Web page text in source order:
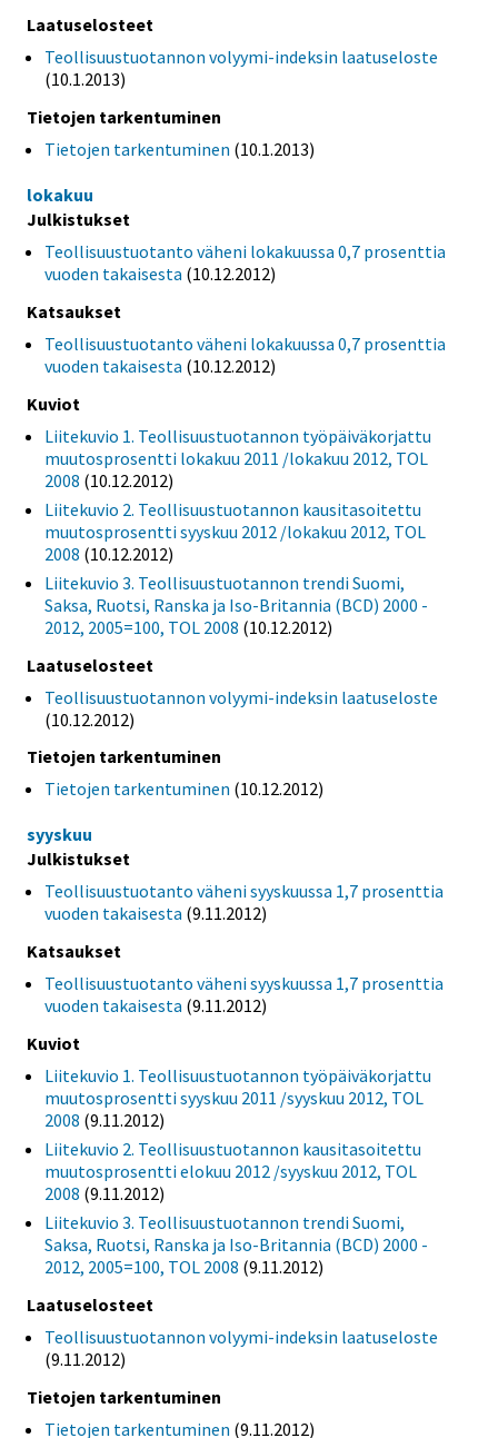
Laatuselosteet
Teollisuustuotannon volyymi-indeksin laatuseloste
(10.1.2013)
Tietojen tarkentuminen
Tietojen tarkentuminen (10.1.2013)
lokakuu
Julkistukset
Teollisuustuotanto väheni lokakuussa 0,7 prosenttia
vuoden takaisesta (10.12.2012)
Katsaukset
Teollisuustuotanto väheni lokakuussa 0,7 prosenttia
vuoden takaisesta (10.12.2012)
Kuviot
Liitekuvio 1. Teollisuustuotannon työpäiväkorjattu
muutosprosentti lokakuu 2011 /lokakuu 2012, TOL
2008 (10.12.2012)
Liitekuvio 2. Teollisuustuotannon kausitasoitettu
muutosprosentti syyskuu 2012 /lokakuu 2012, TOL
2008 (10.12.2012)
Liitekuvio 3. Teollisuustuotannon trendi Suomi,
Saksa, Ruotsi, Ranska ja Iso-Britannia (BCD) 2000 -
2012, 2005=100, TOL 2008 (10.12.2012)
Laatuselosteet
Teollisuustuotannon volyymi-indeksin laatuseloste
(10.12.2012)
Tietojen tarkentuminen
Tietojen tarkentuminen (10.12.2012)
syyskuu
Julkistukset
Teollisuustuotanto väheni syyskuussa 1,7 prosenttia
vuoden takaisesta (9.11.2012)
Katsaukset
Teollisuustuotanto väheni syyskuussa 1,7 prosenttia
vuoden takaisesta (9.11.2012)
Kuviot
Liitekuvio 1. Teollisuustuotannon työpäiväkorjattu
muutosprosentti syyskuu 2011 /syyskuu 2012, TOL
2008 (9.11.2012)
Liitekuvio 2. Teollisuustuotannon kausitasoitettu
muutosprosentti elokuu 2012 /syyskuu 2012, TOL
2008 (9.11.2012)
Liitekuvio 3. Teollisuustuotannon trendi Suomi,
Saksa, Ruotsi, Ranska ja Iso-Britannia (BCD) 2000 -
2012, 2005=100, TOL 2008 (9.11.2012)
Laatuselosteet
Teollisuustuotannon volyymi-indeksin laatuseloste
(9.11.2012)
Tietojen tarkentuminen
Tietojen tarkentuminen (9.11.2012)